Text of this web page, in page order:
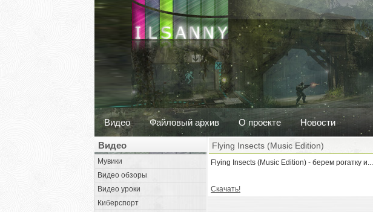
Видео Файловый архив О проекте Новости
Видео
Мувики
Видео обзоры
Видео уроки
Киберспорт
Flying Insects (Music Edition)
Flying Insects (Music Edition) - берем рогатку
Скачать!